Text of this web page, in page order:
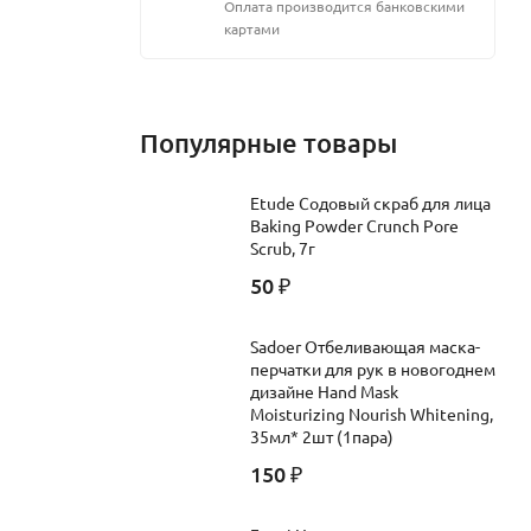
Оплата производится банковскими
картами
Популярные товары
Etude Содовый скраб для лица
Baking Powder Crunch Pore
Scrub, 7г
50 ₽
Sadoer Отбеливающая маска-
перчатки для рук в новогоднем
дизайне Hand Mask
Moisturizing Nourish Whitening,
35мл* 2шт (1пара)
150 ₽